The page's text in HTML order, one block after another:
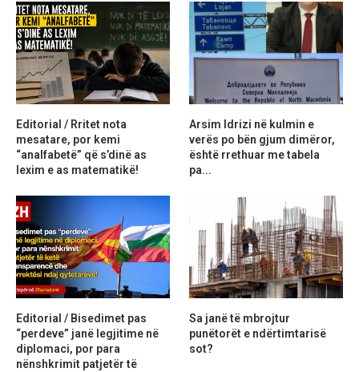
Editorial / Rritet nota
mesatare, por kemi
“analfabetë” që s’dinë as
lexim e as matematikë!
Arsim Idrizi në kulmin e
verës po bën gjum dimëror,
është rrethuar me tabela
pa...
Editorial / Bisedimet pas
“perdeve” janë legjitime në
diplomaci, por para
nënshkrimit patjetër të
Sa janë të mbrojtur
punëtorët e ndërtimtarisë
sot?